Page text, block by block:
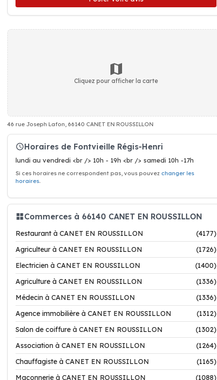
Cliquez pour afficher la carte
46 rue Joseph Lafon, 66140 CANET EN ROUSSILLON
Horaires de Fontvieille Régis-Henri
lundi au vendredi <br /> 10h - 19h <br /> samedi 10h -17h
Si ces horaires ne correspondent pas, vous pouvez changer les
horaires.
Commerces à 66140 CANET EN ROUSSILLON
Restaurant à CANET EN ROUSSILLON
(4177)
Agriculteur à CANET EN ROUSSILLON
(1726)
Electricien à CANET EN ROUSSILLON
(1400)
Agriculture à CANET EN ROUSSILLON
(1336)
Médecin à CANET EN ROUSSILLON
(1336)
Agence immobilière à CANET EN ROUSSILLON
(1312)
Salon de coiffure à CANET EN ROUSSILLON
(1302)
Association à CANET EN ROUSSILLON
(1264)
Chauffagiste à CANET EN ROUSSILLON
(1165)
Maçonnerie à CANET EN ROUSSILLON
(1088)